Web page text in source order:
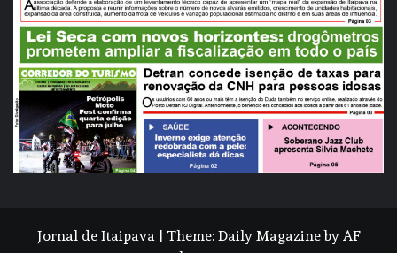
Jornal de Itaipava Theme: Daily Magazineby AF